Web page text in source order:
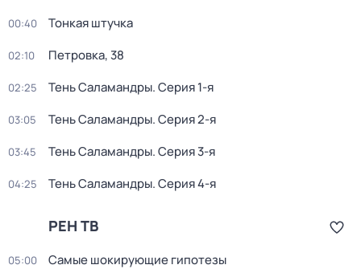
00:40 Тонкая штучка
02:10 Петровка, 38
02:25 Тень Саламандры. Серия 1-я
03:05 Тень Саламандры. Серия 2-я
03:45 Тень Саламандры. Серия 3-я
04:25 Тень Саламандры. Серия 4-я
РЕН ТВ
05:00 Самые шoкиpующие гипотезы